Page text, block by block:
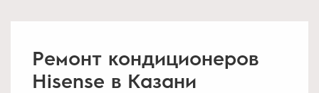
Ремонт кондиционеров
Hisense в Казани